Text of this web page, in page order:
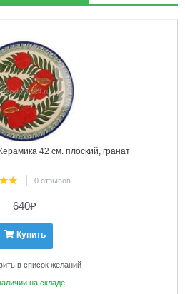
42 см. плоский, гранат
0 отзывов
640₽
Купить
в список желаний
на складе